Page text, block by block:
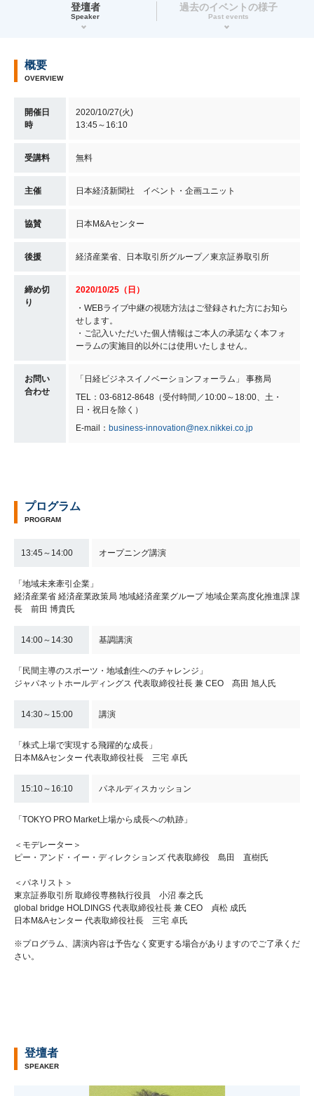
登壇者
Speaker
過去のイベントの様子
Past events
概要
OVERVIEW
開催日
時
2020/10/27(火)
13:45～16:10
受講料 無料
主催 日本経済新聞社 イベント・企画ユニット
協賛 日本M&Aセンター
後援 経済産業省、日本取引所グループ／東京証券取引所
締め切
り
2020/10/25（日）
・WEBライブ中継の視聴方法はご登録された方にお知ら
せします。
・ご記入いただいた個人情報はご本人の承諾なく本フォ
ーラムの実施目的以外には使用いたしません。
お問い
合わせ
「日経ビジネスイノベーションフォーラム」 事務局
TEL：03-6812-8648（受付時間／10:00～18:00、土・
日・祝日を除く）
E-mail： business-innovation@nex.nikkei.co.jp
プログラム
PROGRAM
13:45～14:00 オープニング講演
「地域未来牽引企業」
経済産業省 経済産業政策局 地域経済産業グループ 地域企業高度化推進課 課
長 前田 博貴氏
14:00～14:30 基調講演
「民間主導のスポーツ・地域創生へのチャレンジ」
ジャパネットホールディングス 代表取締役社長 兼 CEO 髙田 旭人氏
14:30～15:00 講演
「株式上場で実現する飛躍的な成長」
日本M&Aセンター 代表取締役社長 三宅 卓氏
15:10～16:10 パネルディスカッション
「TOKYO PRO Market上場から成長への軌跡」
＜モデレーター＞
ピー・アンド・イー・ディレクションズ 代表取締役 島田 直樹氏
＜パネリスト＞
東京証券取引所 取締役専務執行役員 小沼 泰之氏
global bridge HOLDINGS 代表取締役社長 兼 CEO 貞松 成氏
日本M&Aセンター 代表取締役社長 三宅 卓氏
※プログラム、講演内容は予告なく変更する場合がありますのでご了承くだ
さい。
登壇者
SPEAKER